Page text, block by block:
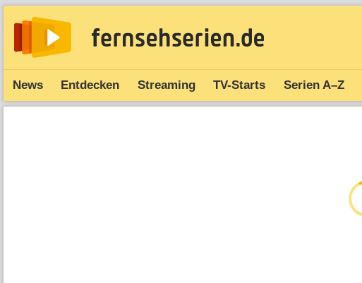
News Entdecken Streaming TV-Starts Serien A–Z